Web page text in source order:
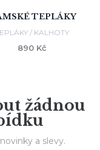
TEPLÁKY
/ KALHOTY
890 Kč
žádnou
a slevy.